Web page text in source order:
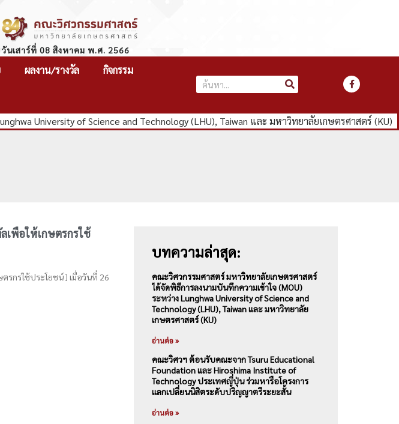
วันเสาร์ที่ 08 สิงหาคม พ.ศ. 2566
ผลงาน/รางวัล กิจกรรม
University of Science and Technology (LHU), Taiwan และ มหาวิทยาลัยเกษตรศาสตร์ (KU)
เพื่อให้เกษตรกรใช้
รกรใช้ประโยชน์ ] เมื่อวันที่ 26
บทความล่าสุด:
คณะวิศวกรรมศาสตร์ มหาวิทยาลัยเกษตรศาสตร์
ได้จัดพิธีการลงนามบันทึกความเข้าใจ (MOU)
ระหว่าง Lunghwa University of Science and
Technology (LHU), Taiwan และ มหาวิทยาลัย
เกษตรศาสตร์ (KU)
อ่านต่อ »
คณะวิศวฯ ต้อนรับคณะจาก Tsuru Educational
Foundation และ Hiroshima Institute of
Technology ประเทศญี่ปุ่น ร่วมหารือโครงการ
แลกเปลี่ยนนิสิตระดับปริญญาตรีระยะสั้น
อ่านต่อ »